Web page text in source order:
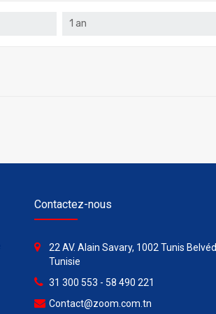
1 an
Contactez-nous
22 AV. Alain Savary, 1002 Tunis
Tunisie
31 300 553 - 58 490 221
Contact@zoom.com.tn